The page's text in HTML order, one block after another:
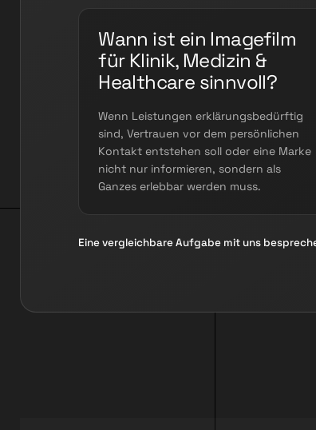
Wann ist ein Imagefilm
für Klinik, Medizin &
Healthcare sinnvoll?
Wenn Leistungen erklärungsbedürftig
sind, Vertrauen vor dem persönlichen
Kontakt entstehen soll oder eine Marke
nicht nur informieren, sondern als
Ganzes erlebbar werden muss.
Eine vergleichbare Aufgabe mit uns